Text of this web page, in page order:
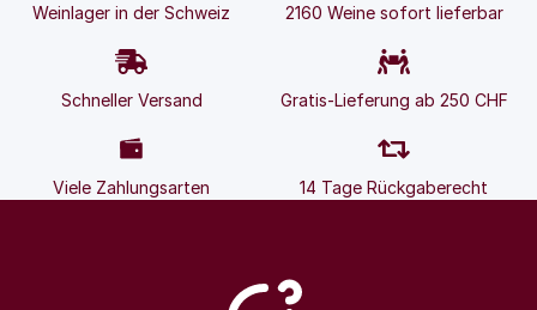
Weinlager in der Schweiz 2160 Weine sofort lieferbar
Schneller Versand Gratis-Lieferung ab 250 CHF
Viele Zahlungsarten 14 Tage Rückgaberecht